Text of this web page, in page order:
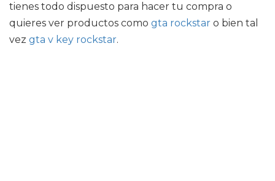
tienes todo dispuesto para hacer tu compra o
quieres ver productos como gta rockstar o bien tal
vez gta v key rockstar.